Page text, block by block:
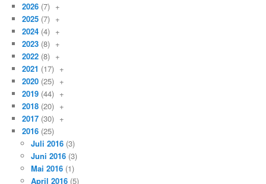
2026 (7) +
2025 (7) +
2024 (4) +
2023 (8) +
2022 (8) +
2021 (17) +
2020 (25) +
2019 (44) +
2018 (20) +
2017 (30) +
2016 (25)
Juli 2016 (3)
Juni 2016 (3)
Mai 2016 (1)
April 2016 (5)